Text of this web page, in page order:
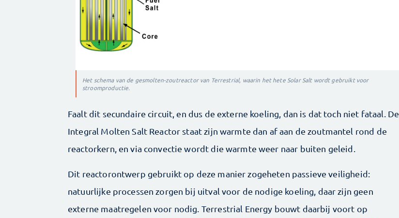
Het schema van de gesmolten-zoutreactor van Terrestrial, waarin het hete Solar Salt wordt gebruikt voor
stroomproductie.
Faalt dit secundaire circuit, en dus de externe koeling, dan is dat toch niet fataal. De
Integral Molten Salt Reactor staat zijn warmte dan af aan de zoutmantel rond de
reactorkern, en via convectie wordt die warmte weer naar buiten geleid.
Dit reactorontwerp gebruikt op deze manier zogeheten passieve veiligheid:
natuurlijke processen zorgen bij uitval voor de nodige koeling, daar zijn geen
externe maatregelen voor nodig. Terrestrial Energy bouwt daarbij voort op